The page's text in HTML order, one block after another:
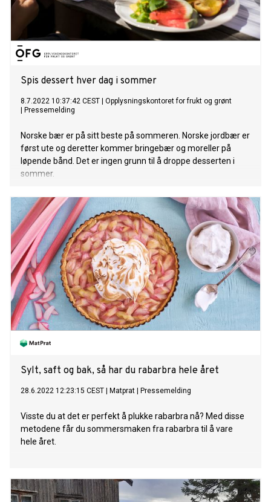
Spis dessert hver dag i sommer
8.7.2022 10:37:42 CEST
Opplysningskontoret for frukt og grønt
Pressemelding
Norske bær er på sitt beste på sommeren. Norske jordbær er
først ute og deretter kommer bringebær og moreller på
løpende bånd. Det er ingen grunn til å droppe desserten i
sommer.
Sylt, saft og bak, så har du rabarbra hele året
28.6.2022 12:23:15 CEST Matprat Pressemelding
Visste du at det er perfekt å plukke rabarbra nå? Med disse
metodene får du sommersmaken fra rabarbra til å vare
hele året.